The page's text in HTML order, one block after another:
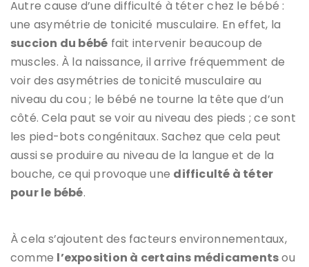
Autre cause d’une difficulté à téter chez le bébé :
une asymétrie de tonicité musculaire. En effet, la
succion du bébé fait intervenir beaucoup de
muscles. À la naissance, il arrive fréquemment de
voir des asymétries de tonicité musculaire au
niveau du cou ; le bébé ne tourne la tête que d’un
côté. Cela paut se voir au niveau des pieds ; ce sont
les pied-bots congénitaux. Sachez que cela peut
aussi se produire au niveau de la langue et de la
bouche, ce qui provoque une difficulté à téter
pour le bébé.
À cela s’ajoutent des facteurs environnementaux,
comme l’exposition à certains médicamentsou